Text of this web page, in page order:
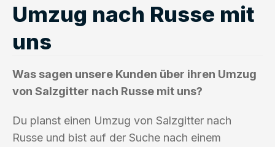
Umzug nach Russe mit
uns
Was sagen unsere Kunden über ihren Umzug
von Salzgitter nach Russe mit uns?
Du planst einen Umzug von Salzgitter nach
Russe und bist auf der Suche nach einem